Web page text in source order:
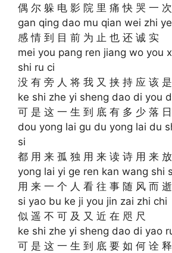
偶 尔 躲 电 影 院 里 痛 快 哭 一 次
gan qing dao mu qian wei zhi
感 情 到 目 前 为 止 也 还 诚 实
mei you pang ren jiang wo you
shi ru ci
没 有 旁 人 将 我 又 挟 持 应 该
ke shi zhe yi sheng dao di you
可 是 这 一 生 到 底 有 多 少 落 日
dou yong lai gu du yong lai du
si
都 用 来 孤 独 用 来 读 诗 用 来
yong lai yi ge ren kan wang shi
用 来 一 个 人 看 往 事 随 风 而 逝
si yao bu ke ji you jin zai zhi chi
似 遥 不 可 及 又 近 在 咫 尺
ke shi zhe yi sheng dao di yao
可 是 这 一 生 到 底 要 如 何 诠 释